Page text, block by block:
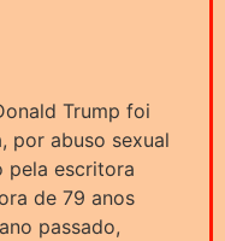
Trump foi
por abuso sexual
pela escritora
de 79 anos
passado,